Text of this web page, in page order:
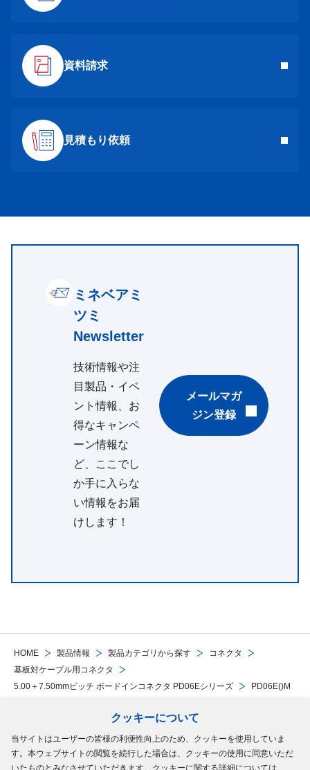
クッキーについて
当サイトはユーザーの皆様の利便性向上のため、クッキーを使用していま
す。本ウェブサイトの閲覧を続行した場合は、クッキーの使用に同意いただ
いたものとみなさせていただきます。クッキーに関する詳細については、
HOME 製品情報 製品カテゴリから探す
コネクタ
基板対ケーブル用コネクタ
5.00＋7.50mmピッチ ボードインコネクタ PD06Eシリーズ
PD06E()M
資料請求
見積もり依頼
ミネベアミ
ツミ
Newsletter
技術情報や注
目製品・イベ
ント情報、お
得なキャンペ
ーン情報な
ど、ここでし
か手に入らな
い情報をお届
けします！
メールマガ
ジン登録
サイトマップご利用規約個人情報の保護についてクッキーポリシー